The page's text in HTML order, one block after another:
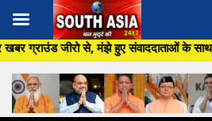
Skip
to
content
हुए संवाददाताओं के साथ,हर जन मुद्दे